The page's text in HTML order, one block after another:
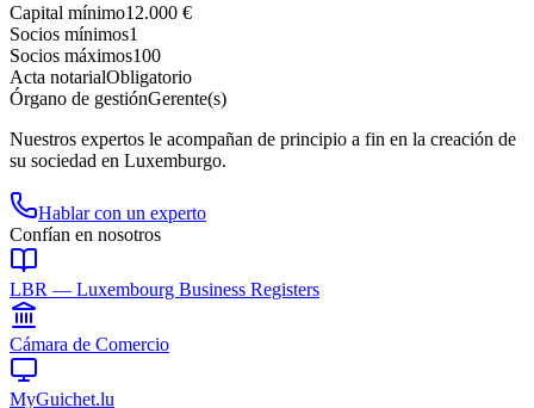
Capital mínimo12.000 €
Socios mínimos1
Socios máximos100
Acta notarialObligatorio
Órgano de gestiónGerente(s)
Nuestros expertos le acompañan de principio a fin en la creación de
su sociedad en Luxemburgo.
Hablar con un experto
Confían en nosotros
LBR — Luxembourg Business Registers
Cámara de Comercio
MyGuichet.lu